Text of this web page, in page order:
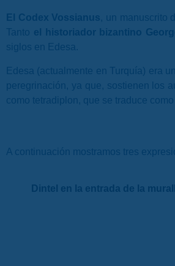
El Codex Vossianus, un manuscrito
Tanto el historiador bizantino
siglos en Edesa.
Edesa (actualmente en Turquía) era
peregrinación, ya que, sostienen los
como tetradiplon, que se traduce
A continuación mostramos tres
Dintel en la entrada de la